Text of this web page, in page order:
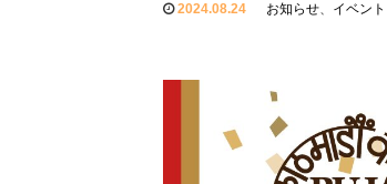
2024.08.24 お知らせ、 イベント